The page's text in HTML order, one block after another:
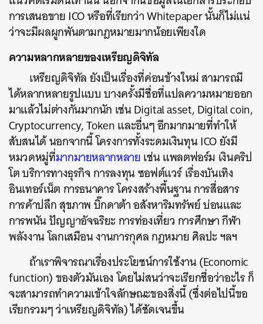
การเสนอขาย ICO หรือที่เรียกว่า Whitepaper นั้นก็ไม่แน่
ว่าจะมีผลผูกพันตามกฎหมายมากน้อยเพียงใด
ความหลากหลายของเหรียญดิจิทัล
เหรียญดิจิทัล ยังเป็นเรื่องที่ค่อนข้างใหม่ สามารถมี
ได้หลากหลายรูปแบบ บางครั้งมีชื่อที่แปลความหมายออก
มาแล้วไม่ต่างกันมากนัก เช่น Digital asset, Digital coin,
Cryptocurrency, Token และอื่นๆ อีกมากมายที่ทำให้
สับสนได้ นอกจากนี้ โครงการทั้งระดมเงินทุน ICO ยังมี
หมวดหมู่ที่มากมายหลากหลายเช่น แพลตฟอร์ม เงินคริป
โต บริการทางธุรกิจ การลงทุน ซอฟต์แวร์ เรื่องบันเทิง
อินเทอร์เน็ต การธนาคาร โครงสร้างพื้นฐาน การสื่อสาร
การค้าปลึก สุขภาพ บิ๊กดาต้า อสังหาริมทรัพย์ บ่อนและ
การพนัน ปัญญาอัจฉริยะ การท่องเที่ยว การศึกษา กีฬา
พลังงาน โลกเสมือน งานการกุศล กฎหมาย ศิลปะ ฯลฯ
ถ้าเราพิจารณาเรื่องประโยชน์การใช้งาน (Economic
function) ของตัวมันเอง โดยไม่สนว่าจะเรียกชื่อว่าอะไร ก็
จะสามารถทำความเข้าใจลักษณะของสิ่งนี้ (ซึ่งต่อไปนี้ขอ
เรียกรวมๆ ว่าเหรียญดิจิทัล) ได้ชัดเจนขึ้น
ค้นหา
SHARE TWEET LINE EMAIL